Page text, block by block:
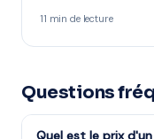
11 min de lecture
Questions
Quel est le prix